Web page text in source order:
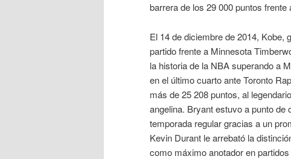
barrera de los 29 000 puntos
El 14 de diciembre de 2014, Kobe,
partido frente a Minnesota
la historia de la NBA superando a
en el último cuarto ante Toronto
más de 25 208 puntos, al
angelina. Bryant estuvo a punto
temporada regular gracias a un
Kevin Durant le arrebató la
como máximo anotador en